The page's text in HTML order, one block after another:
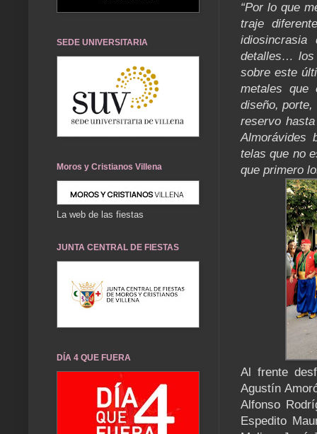
“Por lo que
traje
detalles… los
sobre este
metales que
diseño,
reservo
Almorávides
telas que no
que primero
Al frente
Agustín
Alfonso
Espedito
SEDE UNIVERSITARIA
Moros y Cristianos Villena
La web de las fiestas
JUNTA CENTRAL DE FIESTAS
DÍA 4 QUE FUERA